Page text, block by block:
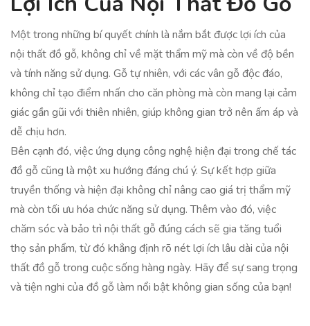
Một trong những bí quyết chính là nắm bắt được lợi ích của
nội thất đồ gỗ, không chỉ về mặt thẩm mỹ mà còn về độ bền
và tính năng sử dụng. Gỗ tự nhiên, với các vân gỗ độc đáo,
không chỉ tạo điểm nhấn cho căn phòng mà còn mang lại cảm
giác gần gũi với thiên nhiên, giúp không gian trở nên ấm áp và
dễ chịu hơn.
Bên cạnh đó, việc ứng dụng công nghệ hiện đại trong chế tác
đồ gỗ cũng là một xu hướng đáng chú ý. Sự kết hợp giữa
truyền thống và hiện đại không chỉ nâng cao giá trị thẩm mỹ
mà còn tối ưu hóa chức năng sử dụng. Thêm vào đó, việc
chăm sóc và bảo trì nội thất gỗ đúng cách sẽ gia tăng tuổi
thọ sản phẩm, từ đó khẳng định rõ nét lợi ích lâu dài của nội
thất đồ gỗ trong cuộc sống hàng ngày. Hãy để sự sang trọng
và tiện nghi của đồ gỗ làm nổi bật không gian sống của bạn!